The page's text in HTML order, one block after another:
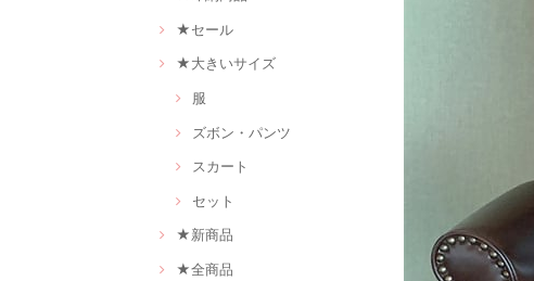
★セール
★大きいサイズ
服
ズボン・パンツ
スカート
セット
★新商品
★全商品